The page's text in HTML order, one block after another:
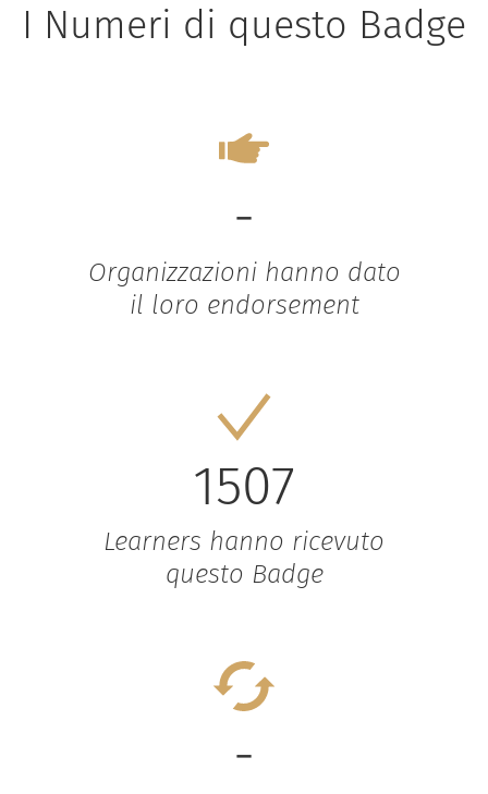
I Numeri di questo Badge
-
Organizzazioni hanno dato
il loro endorsement
1507
Learners hanno ricevuto
questo Badge
-